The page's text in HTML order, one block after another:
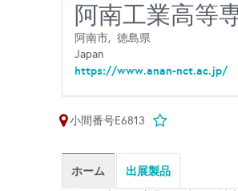
阿南工業高等
阿南市,徳島県
Japan
https://www.anan-nct.ac.jp/
小間番号E6813
ホーム 出展製品